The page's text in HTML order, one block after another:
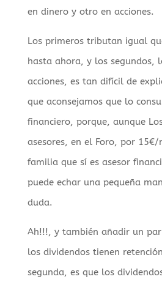
en dinero y otro en acciones.
Los primeros tributan igual
hasta ahora, y los segundos,
acciones, es tan difícil de
que aconsejamos que lo
financiero, porque, aunque
asesores, en el Foro, por 15€/
familia que sí es asesor
puede echar una pequeña
duda.
Ah!!!, y también añadir un
los dividendos tienen
segunda, es que los